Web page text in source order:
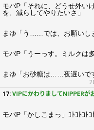
モバP「それに、どうせ外い
を、減らしてやりたいさ」
まゆ「う……では、お願いし
モバP「うーっす。ミルクは
まゆ「お砂糖は……夜遅いで
17: VIPにかわりましてNIPPERが
モバP「かしこまっ」ｺﾄｺﾄｺﾄ